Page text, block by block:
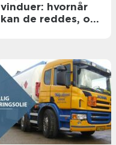
vinduer: hvornår
kan de reddes, og